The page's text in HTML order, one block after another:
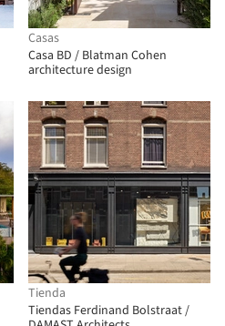
Casas
Casa BD / Blatman Cohen
architecture design
Tienda
Tiendas Ferdinand Bolstraat /